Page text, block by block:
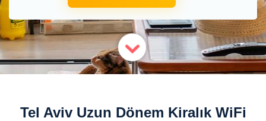
Tel Aviv Uzun Dönem Kiralık WiFi